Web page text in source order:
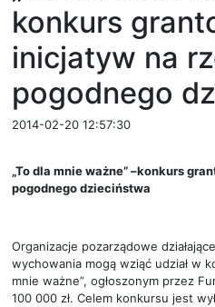
konkurs
inicjatyw na
pogodnego
2014-02-20 12:57:30
„To dla mnie ważne” –konkurs
pogodnego dzieciństwa
Organizacje pozarządowe
wychowania mogą wziąć udział w
mnie ważne”, ogłoszonym przez
100 000 zł. Celem konkursu jest